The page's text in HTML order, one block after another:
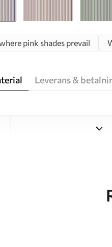
pink shades prevail
Leverans &